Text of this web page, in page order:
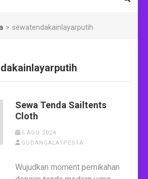
> sewatendakainlayarputih
Sewa Tenda Sailtents
Cloth
5 AGU 2024
GUDANGALATPESTA
Wujudkan moment pernikahan